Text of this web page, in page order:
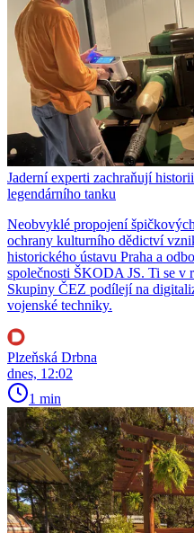
Jaderní experti zachraňují
legendárního tanku
Neobvyklé propojení
ochrany kulturního dědictví
historického ústavu Praha a
společnosti ŠKODA JS. Ti se
Skupiny ČEZ podílejí na
vojenské techniky.
Plzeňská Drbna
dnes, 12:02
1 min